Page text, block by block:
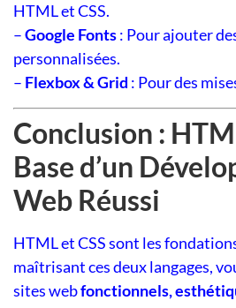
HTML et CSS.
–Google Fonts: Pour ajouter
personnalisées.
– Flexbox & Grid : Pour des
Conclusion :
Base d’un
Web Réussi
HTML et CSS sont les
maîtrisant ces deux langages,
sites webfonctionnels,